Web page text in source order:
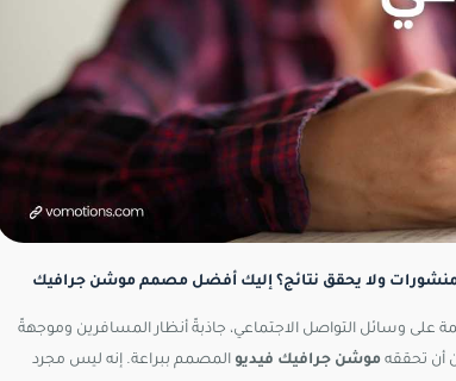
ولا يحقق نتائج؟ إليك أفضل مصمم موشن جرافيك
على وسائل التواصل الاجتماعي، جاذبةً أنظار المسافرين وموجهةً
أن تحققه موشن جرافيك فيديو المصمم ببراعة. إنه ليس مجرد